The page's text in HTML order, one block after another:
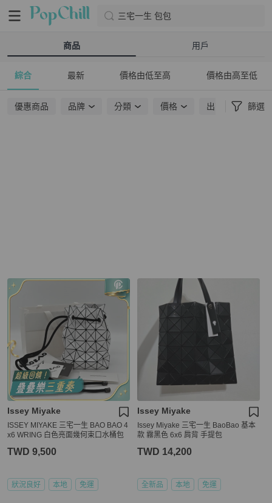
三宅一生 包包
商品 用戶
綜合 最新 價格由低至高 價格由高至低
優惠商品 品牌 分類 價格 出貨地點 篩選
Issey Miyake
ISSEY MIYAKE 三宅一生 BAO BAO 4
x6 WRING 白色亮面幾何束口水桶包
TWD 9,500
狀況良好 本地 免運
Issey Miyake
Issey Miyake 三宅一生 BaoBao 基本
款 霧黑色 6x6 肩背 手提包
TWD 14,200
全新品 本地 免運